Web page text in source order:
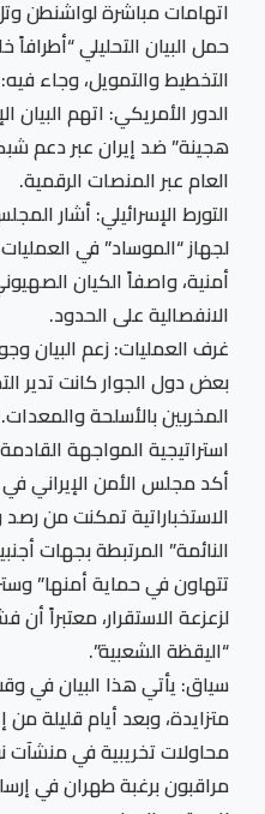
اتهامات مباشرة لواشنطن
حمل البيان التحليلي
التخطيط والتمويل، وجاء فيه:
الدور الأمريكي: اتهم البيان
هجينة” ضد إيران عبر دعم
العام عبر المنصات الرقمية.
التورط الإسرائيلي: أشار
لجهاز “الموساد” في
أمنية، واصفاً الكيان
الانفصالية على الحدود.
غرف العمليات: زعم البيان
بعض دول الجوار كانت تدير
المخربين بالأسلحة والمعدات.
استراتيجية المواجهة القادمة
أكد مجلس الأمن الإيراني
الاستخباراتية تمكنت من
النائمة” المرتبطة بجهات
تتهاون في حماية أمنها”
لزعزعة الاستقرار، معتبراً
“اليقظة الشعبية”.
سياق: يأتي هذا البيان في
متزايدة، وبعد أيام قليلة من
محاولات تخريبية في
مراقبون برغبة طهران في